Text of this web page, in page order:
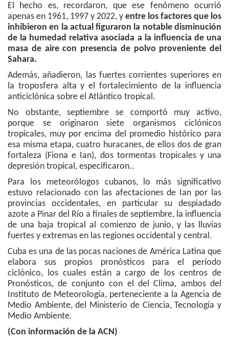
El hecho es, recordaron, que ese fenómeno ocurrió
apenas en 1961, 1997 y 2022, y entre los factores que los
inhibieron en la actual figuraron la notable disminución
de la humedad relativa asociada a la influencia de una
masa de aire con presencia de polvo proveniente del
Sahara.
Además, añadieron, las fuertes corrientes superiores en
la troposfera alta y el fortalecimiento de la influencia
anticiclónica sobre el Atlántico tropical.
No obstante, septiembre se comportó muy activo,
porque se originaron siete organismos ciclónicos
tropicales, muy por encima del promedio histórico para
esa misma etapa, cuatro huracanes, de ellos dos de gran
fortaleza (Fiona e Ian), dos tormentas tropicales y una
depresión tropical, especificaron..
Para los meteorólogos cubanos, lo más significativo
estuvo relacionado con las afectaciones de Ian por las
provincias occidentales, en particular su despiadado
azote a Pinar del Río a finales de septiembre, la influencia
de una baja tropical al comienzo de junio, y las lluvias
fuertes y extremas en las regiones occidental y central.
Cuba es una de las pocas naciones de América Latina que
elabora sus propios pronósticos para el período
ciclónico, los cuales están a cargo de los centros de
Pronósticos, de conjunto con el del Clima, ambos del
Instituto de Meteorología, perteneciente a la Agencia de
Medio Ambiente, del Ministerio de Ciencia, Tecnología y
Medio Ambiente.
(Con información de la ACN)